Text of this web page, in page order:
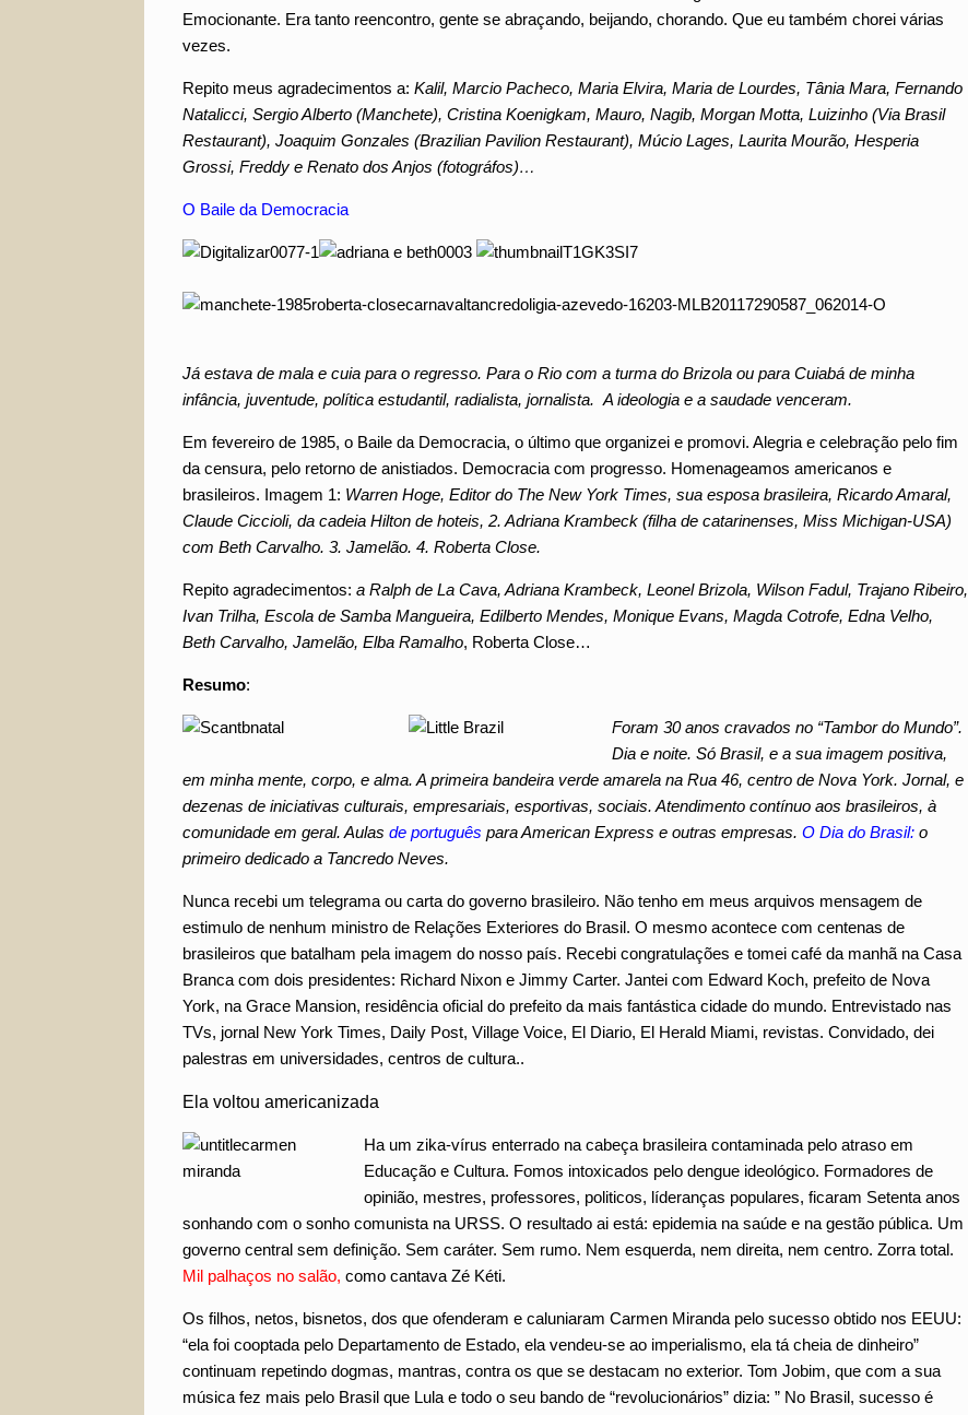
Emocionante. Era tanto reencontro, gente se abraçando, beijando, chorando. Que eu também chorei várias
vezes.
Repito meus agradecimentos a: Kalil, Marcio Pacheco, Maria Elvira, Maria de Lourdes, Tânia Mara, Fernando
Natalicci, Sergio Alberto (Manchete), Cristina Koenigkam, Mauro, Nagib, Morgan Motta, Luizinho (Via Brasil
Restaurant), Joaquim Gonzales (Brazilian Pavilion Restaurant), Múcio Lages, Laurita Mourão, Hesperia
Grossi, Freddy e Renato dos Anjos (fotográfos)…
O Baile da Democracia
Já estava de mala e cuia para o regresso. Para o Rio com a turma do Brizola ou para Cuiabá de minha
infância, juventude, política estudantil, radialista, jornalista. A ideologia e a saudade venceram.
Em fevereiro de 1985, o Baile da Democracia, o último que organizei e promovi. Alegria e celebração pelo fim
da censura, pelo retorno de anistiados. Democracia com progresso. Homenageamos americanos e
brasileiros. Imagem 1: Warren Hoge, Editor do The New York Times, sua esposa brasileira, Ricardo Amaral,
Claude Ciccioli, da cadeia Hilton de hoteis, 2. Adriana Krambeck (filha de catarinenses, Miss Michigan-USA)
com Beth Carvalho. 3. Jamelão. 4. Roberta Close.
Repito agradecimentos: a Ralph de La Cava, Adriana Krambeck, Leonel Brizola, Wilson Fadul, Trajano Ribeiro,
Ivan Trilha, Escola de Samba Mangueira, Edilberto Mendes, Monique Evans, Magda Cotrofe, Edna Velho,
Beth Carvalho, Jamelão, Elba Ramalho, Roberta Close…
Resumo:
Foram 30 anos cravados no “Tambor do Mundo”.
Dia e noite. Só Brasil, e a sua imagem positiva,
em minha mente, corpo, e alma. A primeira bandeira verde amarela na Rua 46, centro de Nova York. Jornal, e
dezenas de iniciativas culturais, empresariais, esportivas, sociais. Atendimento contínuo aos brasileiros, à
comunidade em geral. Aulas de português para American Express e outras empresas. O Dia do Brasil: o
primeiro dedicado a Tancredo Neves.
Nunca recebi um telegrama ou carta do governo brasileiro. Não tenho em meus arquivos mensagem de
estimulo de nenhum ministro de Relações Exteriores do Brasil. O mesmo acontece com centenas de
brasileiros que batalham pela imagem do nosso país. Recebi congratulações e tomei café da manhã na Casa
Branca com dois presidentes: Richard Nixon e Jimmy Carter. Jantei com Edward Koch, prefeito de Nova
York, na Grace Mansion, residência oficial do prefeito da mais fantástica cidade do mundo. Entrevistado nas
TVs, jornal New York Times, Daily Post, Village Voice, El Diario, El Herald Miami, revistas. Convidado, dei
palestras em universidades, centros de cultura..
Ela voltou americanizada
Ha um zika-vírus enterrado na cabeça brasileira contaminada pelo atraso em
Educação e Cultura. Fomos intoxicados pelo dengue ideológico. Formadores de
opinião, mestres, professores, politicos, líderanças populares, ficaram Setenta anos
sonhando com o sonho comunista na URSS. O resultado ai está: epidemia na saúde e na gestão pública. Um
governo central sem definição. Sem caráter. Sem rumo. Nem esquerda, nem direita, nem centro. Zorra total.
Mil palhaços no salão, como cantava Zé Kéti.
Os filhos, netos, bisnetos, dos que ofenderam e caluniaram Carmen Miranda pelo sucesso obtido nos EEUU:
“ela foi cooptada pelo Departamento de Estado, ela vendeu-se ao imperialismo, ela tá cheia de dinheiro”
continuam repetindo dogmas, mantras, contra os que se destacam no exterior. Tom Jobim, que com a sua
música fez mais pelo Brasil que Lula e todo o seu bando de “revolucionários” dizia: ” No Brasil, sucesso é